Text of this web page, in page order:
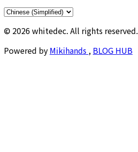
© 2026 whitedec. All rights reserved.
Powered by Mikihands , BLOG HUB